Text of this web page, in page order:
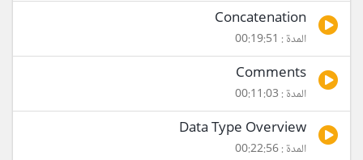
Concatenation
المدة : 00:19:51
Comments
المدة : 00:11:03
Data Type Overview
المدة : 00:22:56